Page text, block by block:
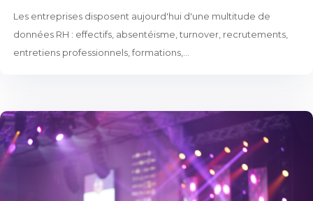
Les entreprises disposent aujourd'hui d'une multitude de
données RH : effectifs, absentéisme, turnover, recrutements,
entretiens professionnels, formations,...